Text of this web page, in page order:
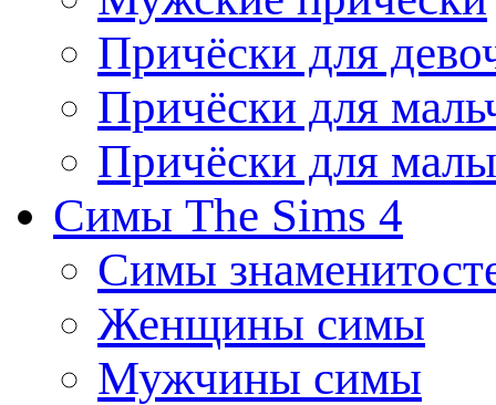
Причёски для
Причёски для
Причёски для
Симы The Sims 4
Симы
Женщины симы
Мужчины симы